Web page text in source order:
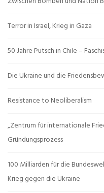
Terror in Israel, Krieg in Gaza
50 Jahre Putsch in Chile –
Die Ukraine und die
Resistance to Neoliberalism
„Zentrum für internationale
Gründungsprozess
100 Milliarden für die
Krieg gegen die Ukraine